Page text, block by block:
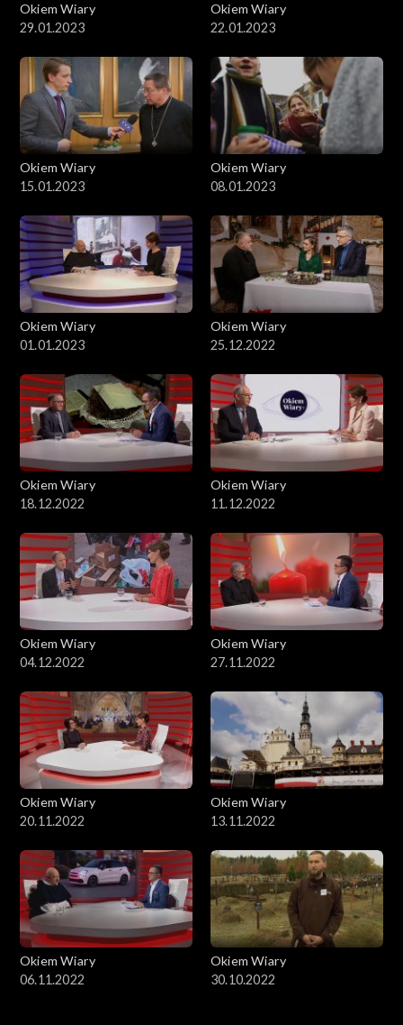
Okiem Wiary
29.01.2023
Okiem Wiary
22.01.2023
Okiem Wiary
15.01.2023
Okiem Wiary
08.01.2023
Okiem Wiary
01.01.2023
Okiem Wiary
25.12.2022
Okiem Wiary
18.12.2022
Okiem Wiary
11.12.2022
Okiem Wiary
04.12.2022
Okiem Wiary
27.11.2022
Okiem Wiary
20.11.2022
Okiem Wiary
13.11.2022
Okiem Wiary
06.11.2022
Okiem Wiary
30.10.2022